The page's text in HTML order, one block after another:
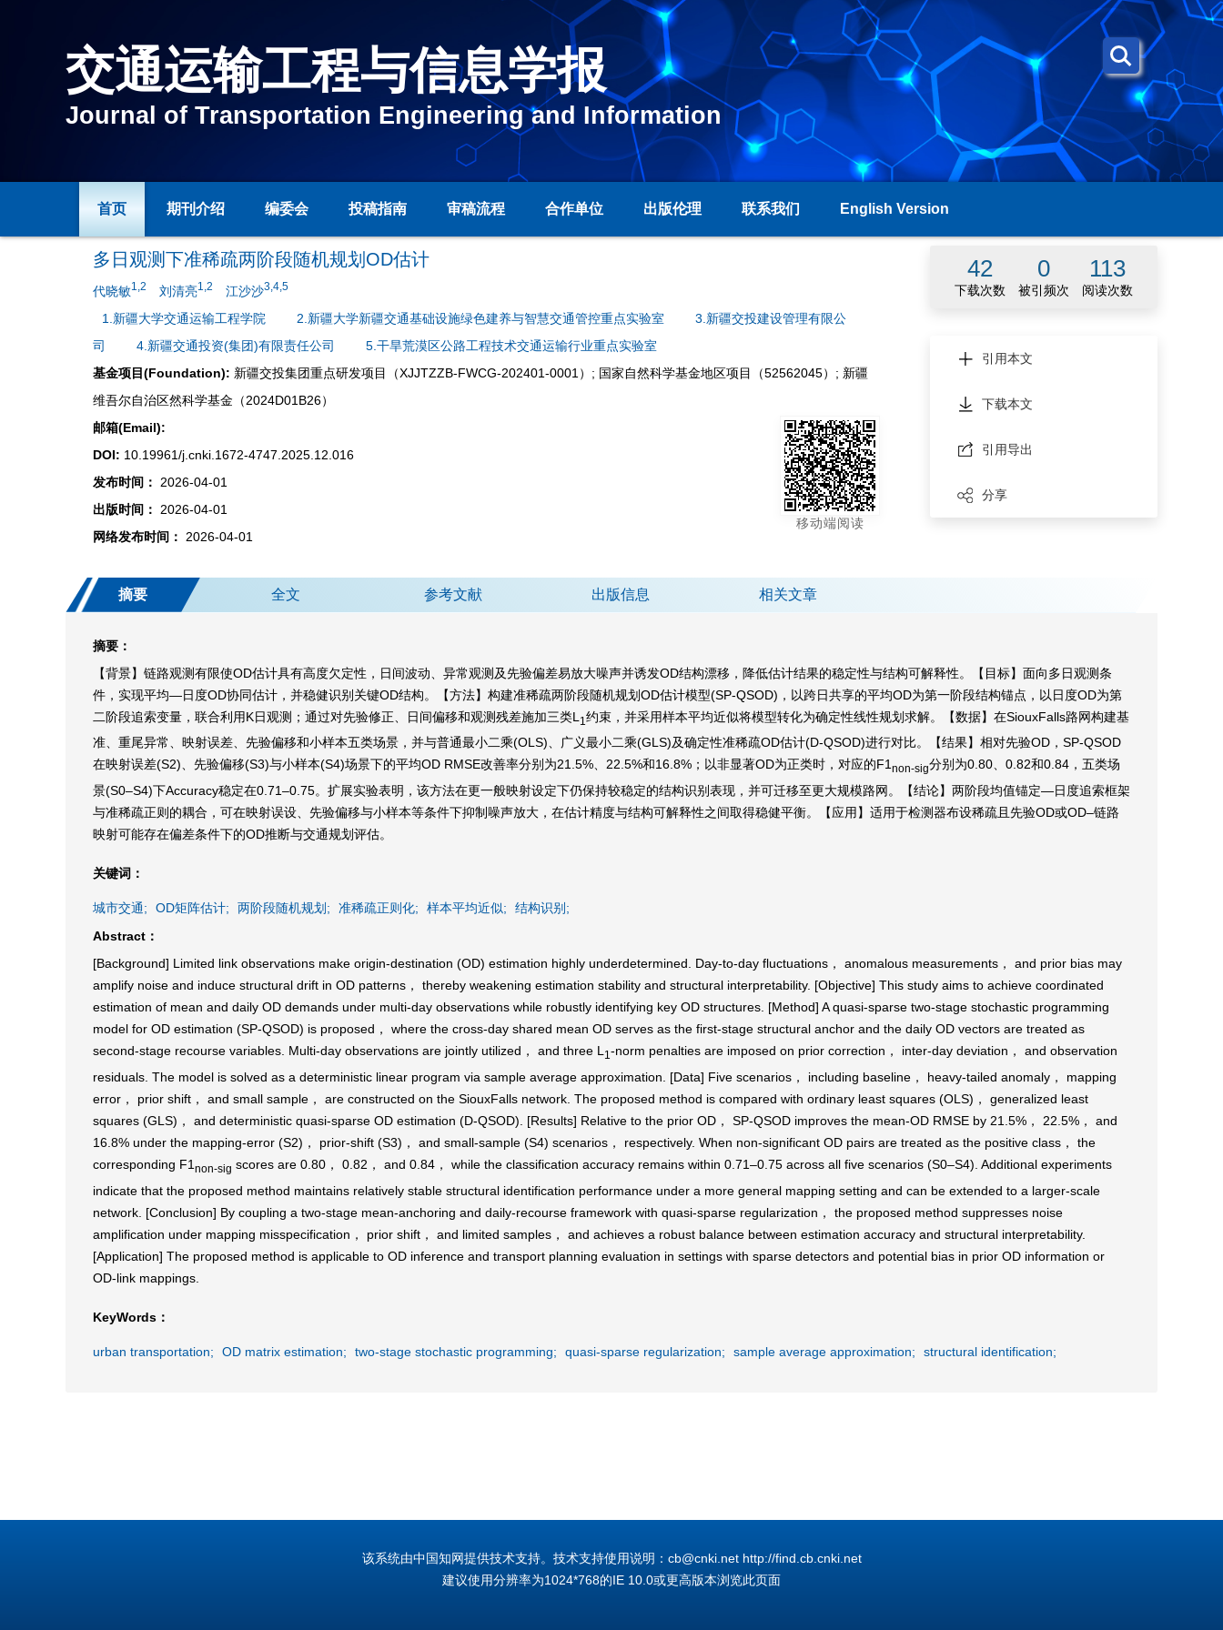
交通运输工程与信息学报
Journal of Transportation Engineering and Information
首页 期刊介绍 编委会 投稿指南 审稿流程 合作单位 出版伦理 联系我们 English Version
多日观测下准稀疏两阶段随机规划OD估计
代晓敏1,2 刘清亮1,2 江沙沙3,4,5
1.新疆大学交通运输工程学院 2.新疆大学新疆交通基础设施绿色建养与智慧交通管控重点实验室
3.新疆交投建设管理有限公
司
4.新疆交通投资(集团)有限责任公司
5.干旱荒漠区公路工程技术交通运输行业重点实验室
基金项目(Foundation): 新疆交投集团重点研发项目（XJJTZZB-FWCG-202401-0001）; 国家自然科学基金地区项目（52562045）; 新疆
维吾尔自治区然科学基金（2024D01B26）
邮箱(Email):
DOI: 10.19961/j.cnki.1672-4747.2025.12.016
发布时间：
2026-04-01
出版时间：
2026-04-01
网络发布时间：
2026-04-01
移动端阅读
42 0 113
下载次数 被引频次 阅读次数
引用本文
下载本文
引用导出
分享
摘要 全文 参考文献 出版信息 相关文章
摘要：
【背景】链路观测有限使OD估计具有高度欠定性，日间波动、异常观测及先验偏差易放大噪声并诱发OD结构漂移，降低估计结果的稳定性与结构可解释性。【目标】面向多日观测条
件，实现平均—日度OD协同估计，并稳健识别关键OD结构。【方法】构建准稀疏两阶段随机规划OD估计模型(SP-QSOD)，以跨日共享的平均OD为第一阶段结构锚点，以日度OD为第
二阶段追索变量，联合利用K日观测；通过对先验修正、日间偏移和观测残差施加三类L 1 约束，并采用样本平均近似将模型转化为确定性线性规划求解。【数据】在SiouxFalls路网构建基
准、重尾异常、映射误差、先验偏移和小样本五类场景，并与普通最小二乘(OLS)、广义最小二乘(GLS)及确定性准稀疏OD估计(D-QSOD)进行对比。【结果】相对先验OD，SP-QSOD
在映射误差(S2)、先验偏移(S3)与小样本(S4)场景下的平均OD RMSE改善率分别为21.5%、22.5%和16.8%；以非显著OD为正类时，对应的F1non-sig分别为0.80、0.82和0.84，五类场
景(S0–S4)下Accuracy稳定在0.71–0.75。扩展实验表明，该方法在更一般映射设定下仍保持较稳定的结构识别表现，并可迁移至更大规模路网。【结论】两阶段均值锚定—日度追索框架
与准稀疏正则的耦合，可在映射误设、先验偏移与小样本等条件下抑制噪声放大，在估计精度与结构可解释性之间取得稳健平衡。【应用】适用于检测器布设稀疏且先验OD或OD–链路
映射可能存在偏差条件下的OD推断与交通规划评估。
关键词：
城市交通; OD矩阵估计; 两阶段随机规划; 准稀疏正则化; 样本平均近似;
结构识别;
Abstract：
[Background] Limited link observations make origin-destination (OD) estimation highly underdetermined. Day-to-day fluctuations， anomalous measurements， and prior bias may
amplify noise and induce structural drift in OD patterns， thereby weakening estimation stability and structural interpretability. [Objective] This study aims to achieve coordinated
estimation of mean and daily OD demands under multi-day observations while robustly identifying key OD structures. [Method] A quasi-sparse two-stage stochastic programming
model for OD estimation (SP-QSOD) is proposed， where the cross-day shared mean OD serves as the first-stage structural anchor and the daily OD vectors are treated as
second-stage recourse variables. Multi-day observations are jointly utilized， and three L1 -norm penalties are imposed on prior correction， inter-day deviation， and observation
residuals. The model is solved as a deterministic linear program via sample average approximation. [Data] Five scenarios， including baseline， heavy-tailed anomaly， mapping
error， prior shift， and small sample， are constructed on the SiouxFalls network. The proposed method is compared with ordinary least squares (OLS)， generalized least
squares (GLS)， and deterministic quasi-sparse OD estimation (D-QSOD). [Results] Relative to the prior OD， SP-QSOD improves the mean-OD RMSE by 21.5%， 22.5%， and
16.8% under the mapping-error (S2)， prior-shift (S3)， and small-sample (S4) scenarios， respectively. When non-significant OD pairs are treated as the positive class， the
corresponding F1 non-sig scores are 0.80， 0.82， and 0.84， while the classification accuracy remains within 0.71–0.75 across all five scenarios (S0–S4). Additional experiments
indicate that the proposed method maintains relatively stable structural identification performance under a more general mapping setting and can be extended to a larger-scale
network. [Conclusion] By coupling a two-stage mean-anchoring and daily-recourse framework with quasi-sparse regularization， the proposed method suppresses noise
amplification under mapping misspecification， prior shift， and limited samples， and achieves a robust balance between estimation accuracy and structural interpretability.
[Application] The proposed method is applicable to OD inference and transport planning evaluation in settings with sparse detectors and potential bias in prior OD information or
OD-link mappings.
KeyWords：
urban transportation; OD matrix estimation; two-stage stochastic programming; quasi-sparse regularization; sample average approximation; structural identification;
该系统由中国知网提供技术支持。技术支持使用说明：cb@cnki.net http://find.cb.cnki.net
建议使用分辨率为1024*768的IE 10.0或更高版本浏览此页面